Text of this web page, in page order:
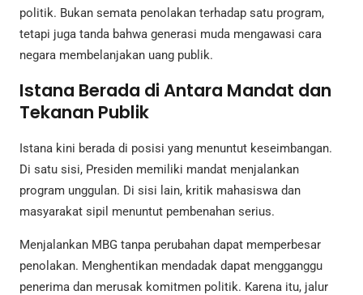
politik. Bukan semata penolakan terhadap satu program,
tetapi juga tanda bahwa generasi muda mengawasi cara
negara membelanjakan uang publik.
Istana Berada di Antara Mandat dan
Tekanan Publik
Istana kini berada di posisi yang menuntut keseimbangan.
Di satu sisi, Presiden memiliki mandat menjalankan
program unggulan. Di sisi lain, kritik mahasiswa dan
masyarakat sipil menuntut pembenahan serius.
Menjalankan MBG tanpa perubahan dapat memperbesar
penolakan. Menghentikan mendadak dapat mengganggu
penerima dan merusak komitmen politik. Karena itu, jalur